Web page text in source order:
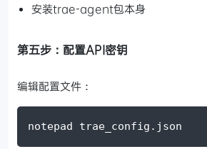
安装trae-agent包本身
第五步：配置API密钥
编辑配置文件：
notepad trae_config.json